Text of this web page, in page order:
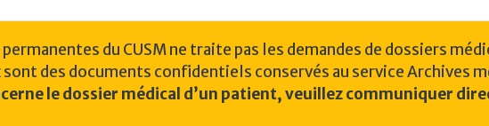
du CUSM ne traite pas les demandes de dossiers
sont des documents confidentiels conservés au service Archives
le dossier médical d’un patient, veuillezcommuniquer